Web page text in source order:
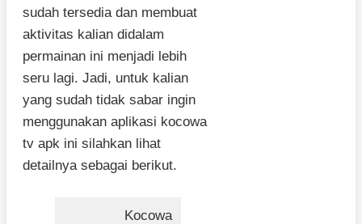
sudah tersedia dan membuat
aktivitas kalian didalam
permainan ini menjadi lebih
seru lagi. Jadi, untuk kalian
yang sudah tidak sabar ingin
menggunakan aplikasi kocowa
tv apk ini silahkan lihat
detailnya sebagai berikut.
Kocowa